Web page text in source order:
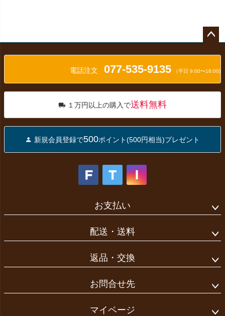
ップ
電話注文 077-535-9135 （平日 9:00〜18:00)
１万円以上の購入で送料無料
新規会員登録で500ポイント(500円相当)プレゼント
お支払い
配送・送料
返品・交換
お問合せ先
マイページ